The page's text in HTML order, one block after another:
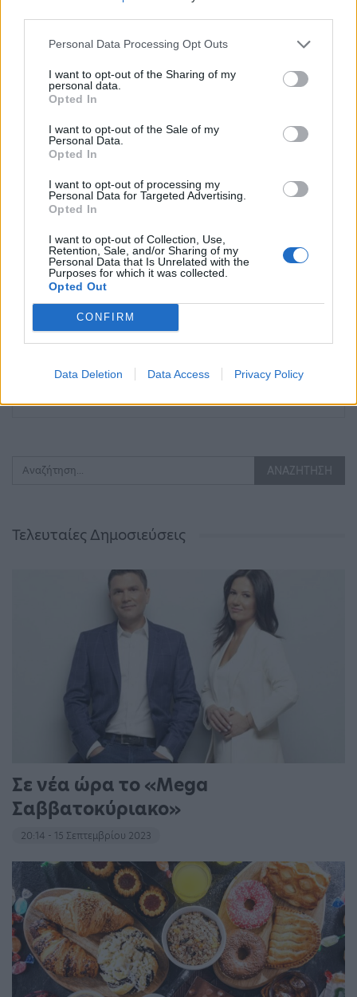
Personal Data Processing Opt Outs
I want to opt-out of the Sharing of my
personal data.
Opted In
I want to opt-out of the Sale of my
Personal Data.
Opted In
I want to opt-out of processing my
Personal Data for Targeted Advertising.
Opted In
I want to opt-out of Collection, Use,
Retention, Sale, and/or Sharing of my
Personal Data that Is Unrelated with the
Purposes for which it was collected.
Opted Out
CONFIRM
Data Deletion Data Access Privacy Policy
Στο 11,2% μειώθηκε η
ανεργία το β’ τρίμηνο
Απεργία ΠΝΟ –
ΟΙΚΟΝΟΜΊΑ
Ούρσουλα φον ντερ
Λάιεν: Μπορούν να
δοθούν έως και 2,2 δις
ΕΛΛΆΔΑ
Δικαίωση του δήμου
Ελεγκτικό Συνέδριο
Τελευταίες Δημοσιεύσεις
Σε νέα ώρα το «Mega
Σαββατοκύριακο»
20:14 - 15 Σεπτεμβρίου 2023